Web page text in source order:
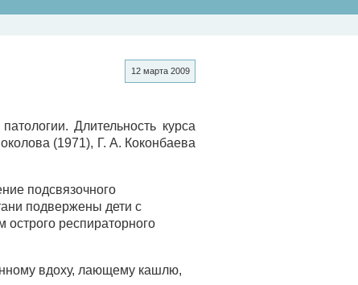
12 марта 2009
Длительность курса
(1971), Г. А. Коконбаева
подсвязочного
подвержены дети с
острого респираторного
вдоху, лающему кашлю,